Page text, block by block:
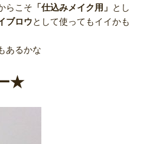
らこそ 「仕込みメイク用」 とし
ブロウとして使ってもイイかも
あるかな
★